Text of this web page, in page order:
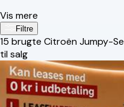
Vis mere
Filtre
15 brugte Citroën Jumpy-
til salg